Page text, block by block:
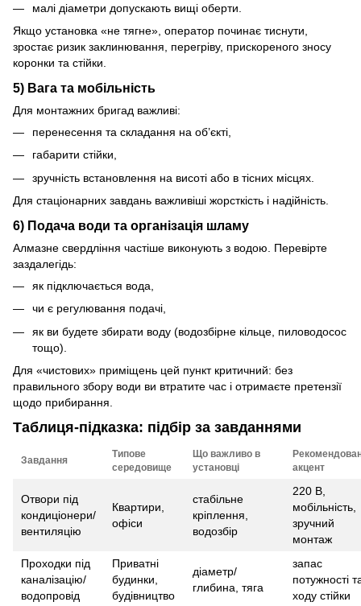
малі діаметри допускають вищі оберти.
Якщо установка «не тягне», оператор починає тиснути,
зростає ризик заклинювання, перегріву, прискореного зносу
коронки та стійки.
5) Вага та мобільність
Для монтажних бригад важливі:
перенесення та складання на об’єкті,
габарити стійки,
зручність встановлення на висоті або в тісних місцях.
Для стаціонарних завдань важливіші жорсткість і надійність.
6) Подача води та організація шламу
Алмазне свердління частіше виконують з водою. Перевірте
заздалегідь:
як підключається вода,
чи є регулювання подачі,
як ви будете збирати воду (водозбірне кільце, пиловодосос
тощо).
Для «чистових» приміщень цей пункт критичний: без
правильного збору води ви втратите час і отримаєте претензії
щодо прибирання.
Таблиця-підказка: підбір за завданнями
Завдання
Типове
середовище
Що важливо в
установці
акцент
Отвори під
кондиціонери/
вентиляцію
Квартири,
офіси
стабільне
кріплення,
водозбір
220 В,
мобільність,
зручний
монтаж
Проходки під
каналізацію/
водопровід
Приватні
будинки,
будівництво
діаметр/
глибина, тяга
запас
потужності
ходу стійки